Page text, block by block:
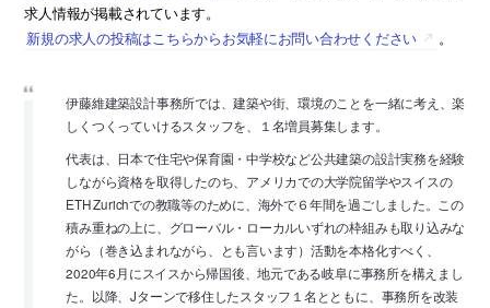
求人情報が掲載されています。
新規の求人の投稿はこちらからお気軽にお問い合わせください
。
伊藤維建築設計事務所では、建築や街、環境のことを一緒に考え、楽
しくつくっていけるスタッフを、１名増員募集します。
代表は、日本で住宅や保育園・中学校など公共建築の設計実務を経験
しながら資格を取得したのち、アメリカでの大学院留学やスイスの
ETH Zurichでの教職等のために、海外で６年間を過ごしました。この
積み重ねの上に、グローバル・ローカルいずれの枠組みも取り込みな
がら（巻き込まれながら、とも言います）活動を本格化すべく、
2020年6月にスイスから帰国後、地元である岐阜に事務所を構えまし
た。以降、Jターンで移住したスタッフ１名とともに、事務所を改装